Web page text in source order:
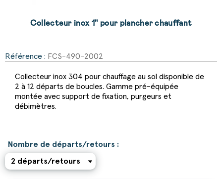
Collecteur inox 1'' pour plancher chauffant
Référence : FCS-490-2002
Collecteur inox 304 pour chauffage au sol disponible de
2 à 12 départs de boucles. Gamme pré-équipée
montée avec support de fixation, purgeurs et
débimètres.
Nombre de départs/retours :